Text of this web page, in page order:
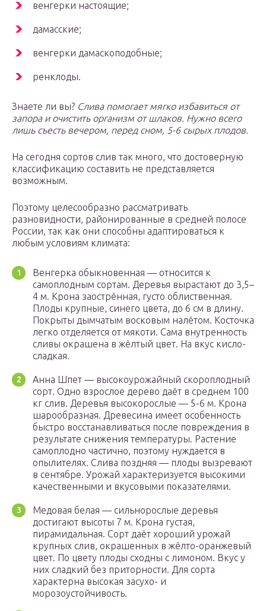
венгерки настоящие;
дамасские;
венгерки дамаскоподобные;
ренклоды.
Знаете ли вы? Слива помогает мягко избавиться от
запора и очистить организм от шлаков. Нужно всего
лишь съесть вечером, перед сном, 5-6 сырых плодов.
На сегодня сортов слив так много, что достоверную
классификацию составить не представляется
возможным.
Поэтому целесообразно рассматривать
разновидности, районированные в средней полосе
России, так как они способны адаптироваться к
любым условиям климата:
Венгерка обыкновенная — относится к
самоплодным сортам. Деревья вырастают до 3,5–
4 м. Крона заострённая, густо облиственная.
Плоды крупные, синего цвета, до 6 см в длину.
Покрыты дымчатым восковым налётом. Косточка
легко отделяется от мякоти. Сама внутренность
сливы окрашена в жёлтый цвет. На вкус кисло-
сладкая.
Анна Шпет — высокоурожайный скороплодный
сорт. Одно взрослое дерево даёт в среднем 100
кг слив. Деревья высокорослые — 5-6 м. Крона
шарообразная. Древесина имеет особенность
быстро восстанавливаться после повреждения в
результате снижения температуры. Растение
самоплодно частично, поэтому нуждается в
опылителях. Слива поздняя — плоды вызревают
в сентябре. Урожай характеризуется высокими
качественными и вкусовыми показателями.
Медовая белая — сильнорослые деревья
достигают высоты 7 м. Крона густая,
пирамидальная. Сорт даёт хороший урожай
крупных слив, окрашенных в жёлто-оранжевый
цвет. По цвету плоды сходны с лимоном. Вкус у
них сладкий без приторности. Для сорта
характерна высокая засухо- и
морозоустойчивость.